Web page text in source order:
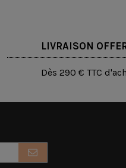
LIVRAISON
Dès 290 € TTC